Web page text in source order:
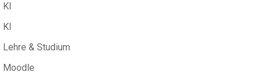
KI
KI
Lehre & Studium
Moodle